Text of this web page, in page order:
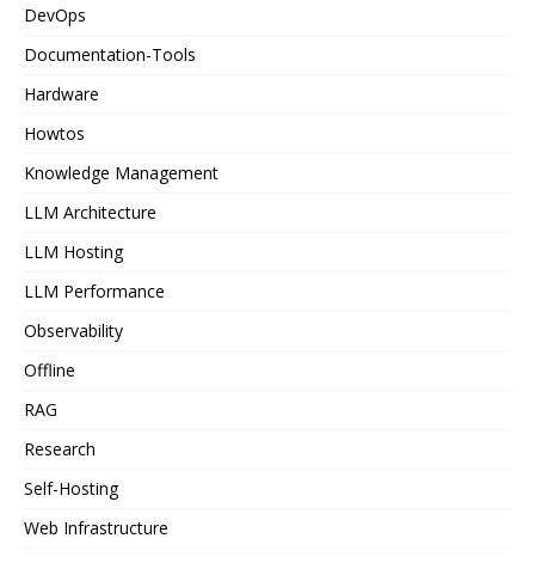
DevOps
Documentation-Tools
Hardware
Howtos
Knowledge Management
LLM Architecture
LLM Hosting
LLM Performance
Observability
Offline
RAG
Research
Self-Hosting
Web Infrastructure